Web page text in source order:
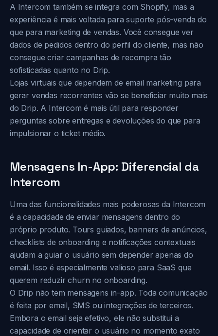
A Intercom também se integra com Shopify, mas a
experiência é mais voltada para suporte pós-venda do
que para marketing de vendas. Você consegue ver
dados de pedidos dentro do perfil do cliente, mas não
consegue criar campanhas de recompra tão
sofisticadas quanto no Drip.
Lojas virtuais que dependem de email marketing para
gerar vendas recorrentes vão se beneficiar muito mais
do Drip. A Intercom é mais útil para responder
perguntas sobre entregas e devoluções do que para
impulsionar o ticket médio.
Mensagens In-App: Diferencial da
Intercom
Uma das funcionalidades mais poderosas da Intercom
é a capacidade de enviar mensagens dentro do
próprio produto. Tours guiados, banners de anúncios,
checklists de onboarding e notificações contextuais
ajudam a guiar o usuário sem depender apenas do
email. Isso é especialmente valioso para SaaS que
querem reduzir churn no onboarding.
O Drip não tem mensagens in-app. Toda comunicação
é feita por email, SMS ou integrações de terceiros.
Embora o email seja efetivo, ele não substitui a
capacidade de orientar o usuário no momento exato